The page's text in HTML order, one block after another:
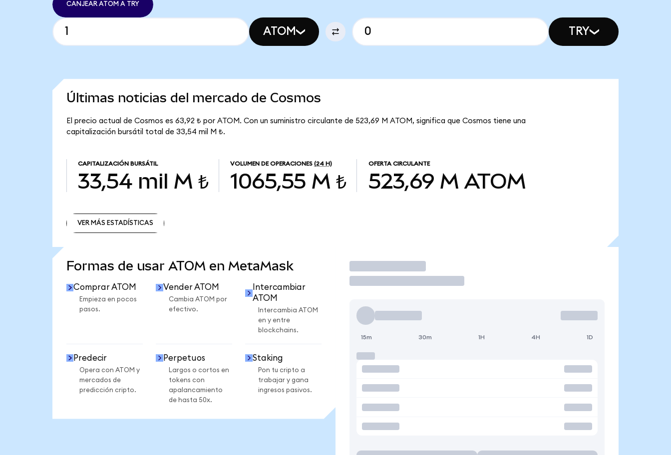
CANJEAR ATOM A TRY
ATOM TRY
Últimas noticias del mercado de Cosmos
El precio actual de Cosmos es 63,92 ₺ por ATOM. Con un suministro circulante de 523,69 M ATOM, significa que Cosmos tiene una
capitalización bursátil total de 33,54 mil M ₺.
CAPITALIZACIÓN BURSÁTIL
33,54 mil M ₺
VOLUMEN DE OPERACIONES (24 H)
1065,55 M ₺
OFERTA CIRCULANTE
523,69 M ATOM
VER MÁS ESTADÍSTICAS
Formas de usar ATOM en MetaMask
Comprar ATOM
Empieza en pocos
pasos.
Vender ATOM
Cambia ATOM por
efectivo.
Intercambiar
ATOM
Intercambia ATOM
en y entre
blockchains.
Predecir
Opera con ATOM y
mercados de
predicción cripto.
Perpetuos
Largos o cortos en
tokens con
apalancamiento
de hasta 50x.
Staking
Pon tu cripto a
trabajar y gana
ingresos pasivos.
Operar
15m 30m 1H 4H 1D